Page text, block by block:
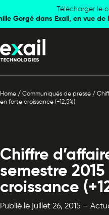
navigation
content
Télécharger le
Gorgé dans Exail, en vue
Home / Communiqués de presse /
en forte croissance (+12,5%)
Chiffre
semestre
croissance
Publié le juillet 26, 2015 –